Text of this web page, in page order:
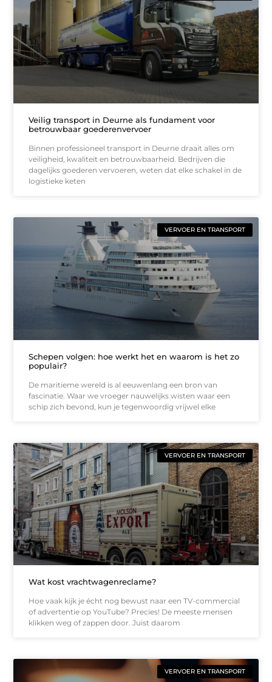
Veilig transport in Deurne als fundament voor
betrouwbaar goederenvervoer
Binnen professioneel transport in Deurne draait alles om
veiligheid, kwaliteit en betrouwbaarheid. Bedrijven die
dagelijks goederen vervoeren, weten dat elke schakel in de
logistieke keten
VERVOER EN TRANSPORT
Schepen volgen: hoe werkt het en waarom is het zo
populair?
De maritieme wereld is al eeuwenlang een bron van
fascinatie. Waar we vroeger nauwelijks wisten waar een
schip zich bevond, kun je tegenwoordig vrijwel elke
VERVOER EN TRANSPORT
Wat kost vrachtwagenreclame?
Hoe vaak kijk je écht nog bewust naar een TV-commercial
of advertentie op YouTube? Precies! De meeste mensen
klikken weg of zappen door. Juist daarom
VERVOER EN TRANSPORT